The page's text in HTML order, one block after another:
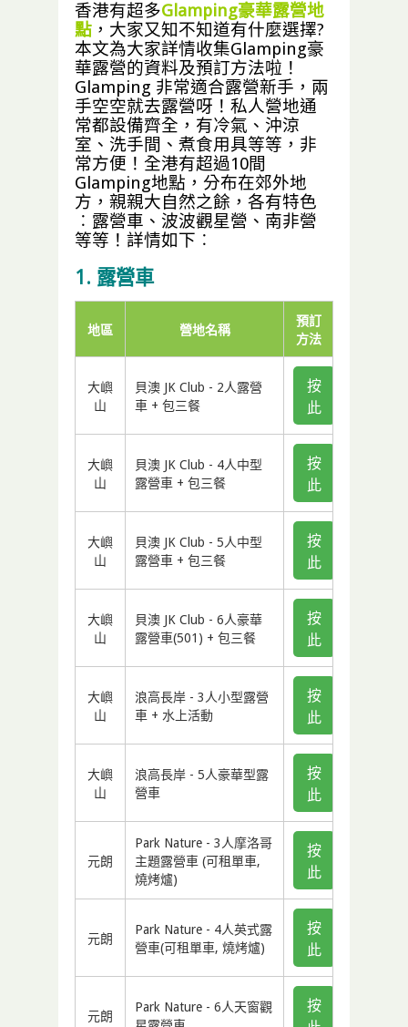
香港有超多Glamping豪華露營地
點 ，大家又知不知道有什麼選擇?
本文為大家詳情收集Glamping豪
華露營的資料及預訂方法啦！
Glamping 非常適合露營新手，兩
手空空就去露營呀！私人營地通
常都設備齊全，有冷氣、沖涼
室、洗手間、煮食用具等等，非
常方便！全港有超過10間
Glamping地點，分布在郊外地
方，親親大自然之餘，各有特色
︰露營車、波波觀星營、南非營
等等！詳情如下︰
1. 露營車
地區 營地名稱
預訂
方法
大嶼
山
貝澳 JK Club - 2人露營
車 + 包三餐
按
此
大嶼
山
貝澳 JK Club - 4人中型
露營車 + 包三餐
按
此
大嶼
山
貝澳 JK Club - 5人中型
露營車 + 包三餐
按
此
大嶼
山
貝澳 JK Club - 6人豪華
露營車(501) + 包三餐
按
此
大嶼
山
浪高長岸 - 3人小型露營
車 + 水上活動
按
此
大嶼
山
浪高長岸 - 5人豪華型露
營車
按
此
元朗
Park Nature - 3人摩洛哥
主題露營車 (可租單車,
燒烤爐)
按
此
元朗
Park Nature - 4人英式露
營車(可租單車, 燒烤爐)
按
此
元朗
Park Nature - 6人天窗觀
按